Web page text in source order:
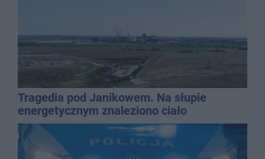
Tragedia pod Janikowem. Na słupie
energetycznym znaleziono ciało
mężczyzny